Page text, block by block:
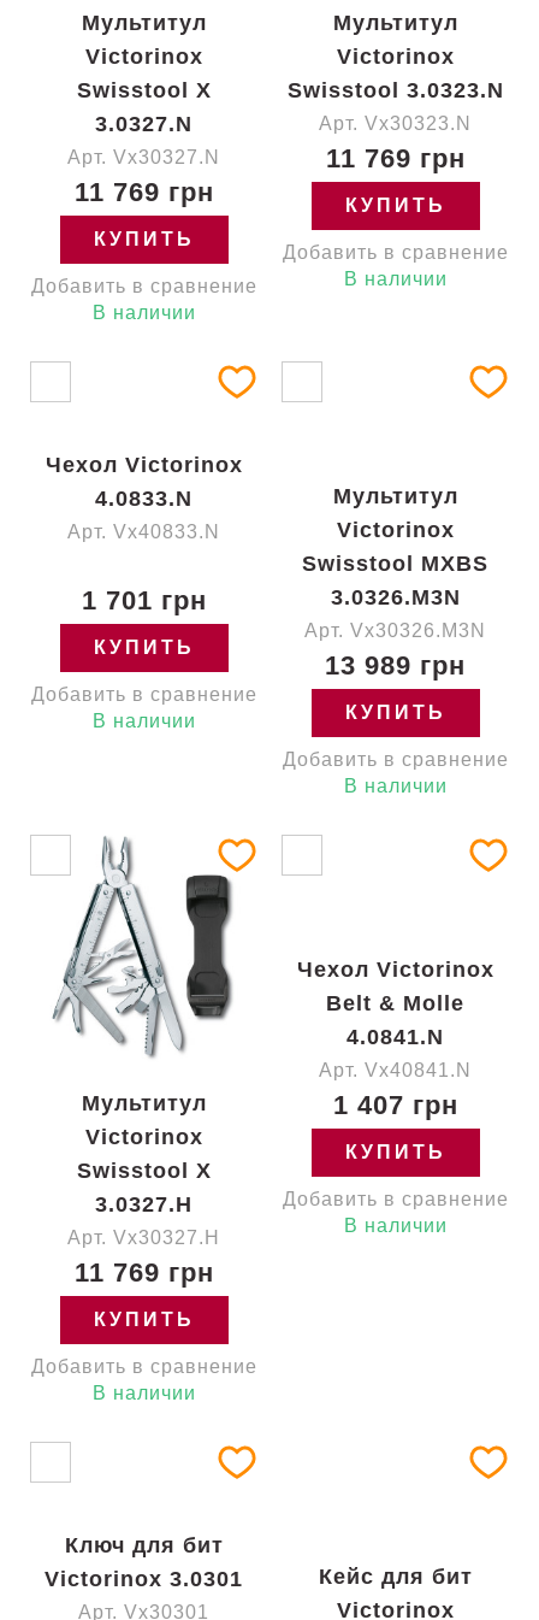
Мультитул
Victorinox
Swisstool X
3.0327.N
Арт. Vx30327.N
11 769 грн
КУПИТЬ
Добавить в сравнение
В наличии
Мультитул
Victorinox
Swisstool 3.0323.N
Арт. Vx30323.N
11 769 грн
КУПИТЬ
Добавить в сравнение
В наличии
Чехол Victorinox
4.0833.N
Арт. Vx40833.N
1 701 грн
КУПИТЬ
Добавить в сравнение
В наличии
Мультитул
Victorinox
Swisstool MXBS
3.0326.M3N
Арт. Vx30326.M3N
13 989 грн
КУПИТЬ
Добавить в сравнение
В наличии
Мультитул
Victorinox
Swisstool X
3.0327.H
Арт. Vx30327.H
11 769 грн
КУПИТЬ
Добавить в сравнение
В наличии
Чехол Victorinox
Belt & Molle
4.0841.N
Арт. Vx40841.N
1 407 грн
КУПИТЬ
Добавить в сравнение
В наличии
Ключ для бит
Victorinox 3.0301
Арт. Vx30301
Кейс для бит
Victorinox